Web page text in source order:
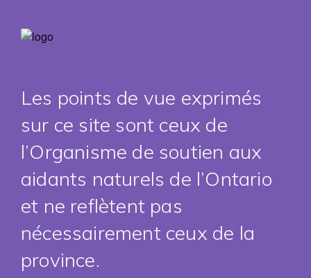
Les points de vue exprimés
sur ce site sont ceux de
l’Organisme de soutien aux
aidants naturels de l’Ontario
et ne reflètent pas
nécessairement ceux de la
province.